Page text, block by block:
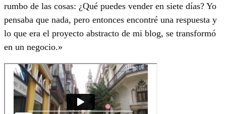
rumbo de las cosas: ¿Qué puedes vender en siete días? Yo
pensaba que nada, pero entonces encontré una respuesta y
lo que era el proyecto abstracto de mi blog, se transformó
en un negocio.»